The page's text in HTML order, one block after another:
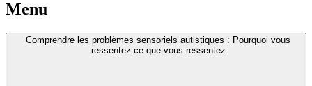
Menu
Comprendre les problèmes sensoriels autistiques : Pourquoi vous
ressentez ce que vous ressentez